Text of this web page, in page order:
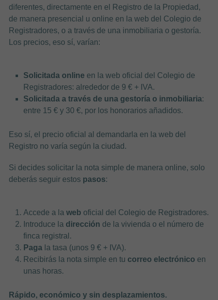
diferentes, directamente en el Registro de la Propiedad,
de manera presencial u online en la web del Colegio de
Registradores, o a través de una inmobiliaria o gestoría.
Los precios, eso sí, varían:
Solicitada online en la web oficial del Colegio de
Registradores: alrededor de 9 € + IVA.
Solicitada a través de una gestoría o inmobiliaria:
entre 15 € y 30 €, por los honorarios añadidos.
Eso sí, el precio oficial al demandarla en la web del
Registro no varía según la ciudad.
Si decides solicitar la nota simple de manera online, solo
deberás seguir estos pasos:
Accede a laweb oficial del Colegio de Registradores.
Introduce la dirección de la vivienda o el número de
finca registral.
Paga la tasa (unos 9 € + IVA).
Recibirás la nota simple en tu correo electrónico en
unas horas.
Rápido, económico y sin desplazamientos.